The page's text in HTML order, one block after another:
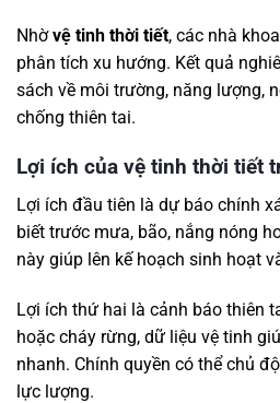
Nhờvệ tinh thời tiết, các nhà
phân tích xu hướng. Kết quả
sách về môi trường, năng lượng,
chống thiên tai.
Lợi ích của vệ tinh thời tiết
Lợi ích đầu tiên là dự báo chính
biết trước mưa, bão, nắng nóng
này giúp lên kế hoạch sinh hoạt
Lợi ích thứ hai là cảnh báo thiên
hoặc cháy rừng, dữ liệu vệ tinh
nhanh. Chính quyền có thể chủ
lực lượng.